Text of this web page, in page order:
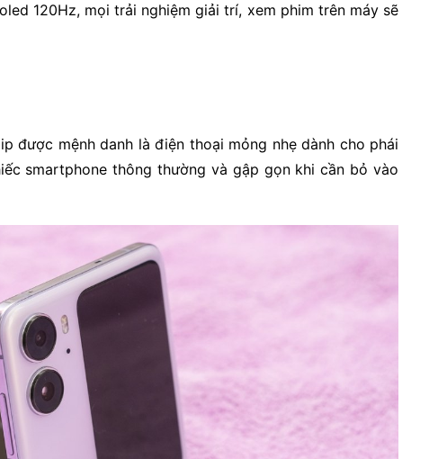
120Hz, mọi trải nghiệm giải trí, xem phim trên máy sẽ
được mệnh danh là điện thoại mỏng nhẹ dành cho phái
smartphone thông thường và gập gọn khi cần bỏ vào